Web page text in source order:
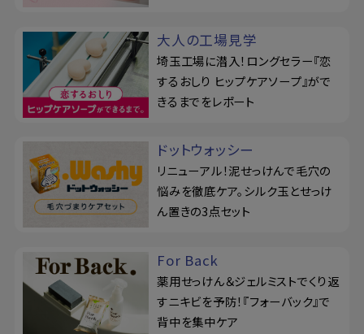
大人の工場見学
埼玉工場に潜入！ロングセラー『恋
するおしり ヒップケアソープ』がで
きるまでをレポート
ドットウォッシー
リニューアル！泥せっけんで毛穴の
悩みを徹底ケア。シルク玉とせっけ
ん置きの3点セット
For Back
薬用せっけん＆ジェルミストでくり返
すニキビを予防！『フォーバック』で
背中を集中ケア